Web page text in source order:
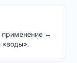
→
«воды».